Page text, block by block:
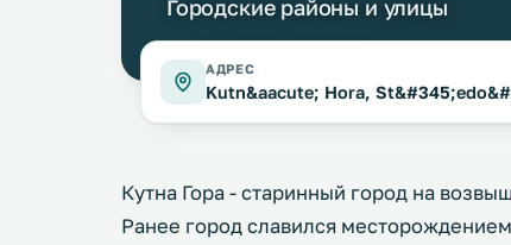
Городские районы и улицы
АДРЕС
Kutn&aacute; Hora,
Кутна Гора - старинный город на
Ранее город славился